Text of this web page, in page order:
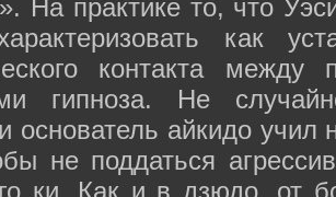
На практике то, что
как
контакта между
гипноза. Не
основатель айкидо учил
не поддаться
ки. Как и в дзюдо, от